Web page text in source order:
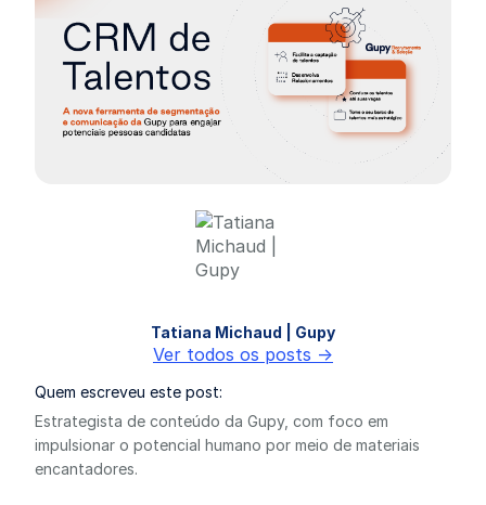
Tatiana Michaud | Gupy
Ver todos os posts ->
Quem escreveu este post:
Estrategista de conteúdo da Gupy, com foco em
impulsionar o potencial humano por meio de materiais
encantadores.